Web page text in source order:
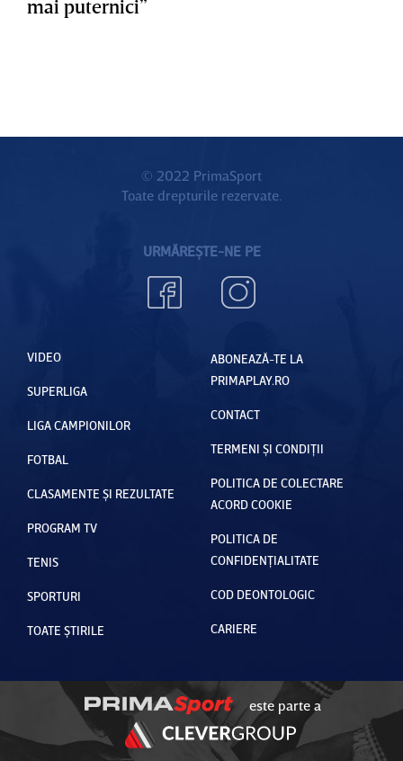
mai puternici”
© 2022 PrimaSport
Toate drepturile rezervate.
URMĂREȘTE-NE PE
VIDEO
SUPERLIGA
LIGA CAMPIONILOR
FOTBAL
CLASAMENTE ȘI REZULTATE
PROGRAM TV
TENIS
SPORTURI
TOATE ȘTIRILE
ABONEAZĂ-TE LA
PRIMAPLAY.RO
CONTACT
TERMENI ȘI CONDIȚII
POLITICA DE COLECTARE
ACORD COOKIE
POLITICA DE
CONFIDENȚIALITATE
COD DEONTOLOGIC
CARIERE
este parte a